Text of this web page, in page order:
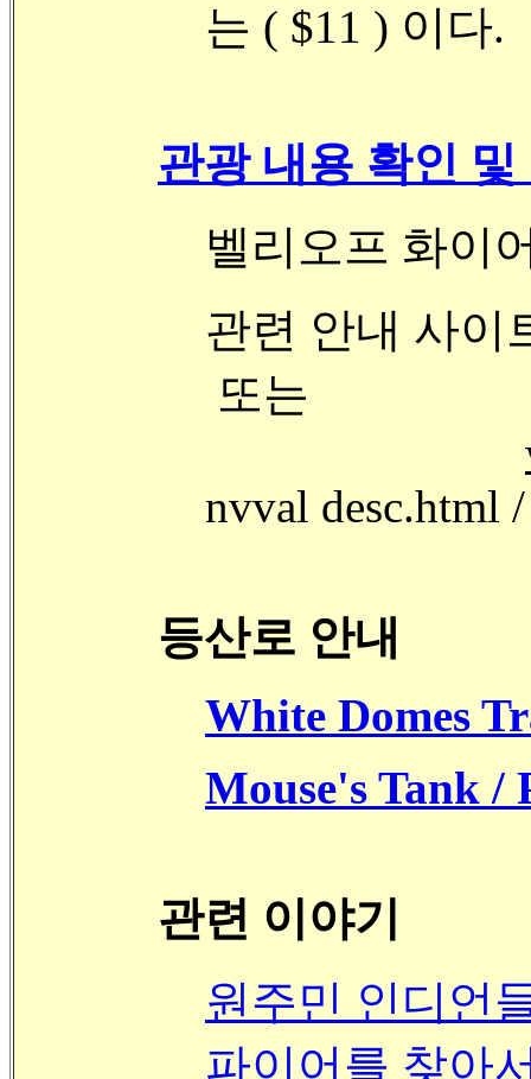
는 ( $11 ) 이다.
관광 내용 확인 및
벨리오프 화이
관련 안내 사이
또는
nvval desc.html /
등산로 안내
White Domes
Mouse's Tank /
관련 이야기
원주민 인디언
파이어를 찾아